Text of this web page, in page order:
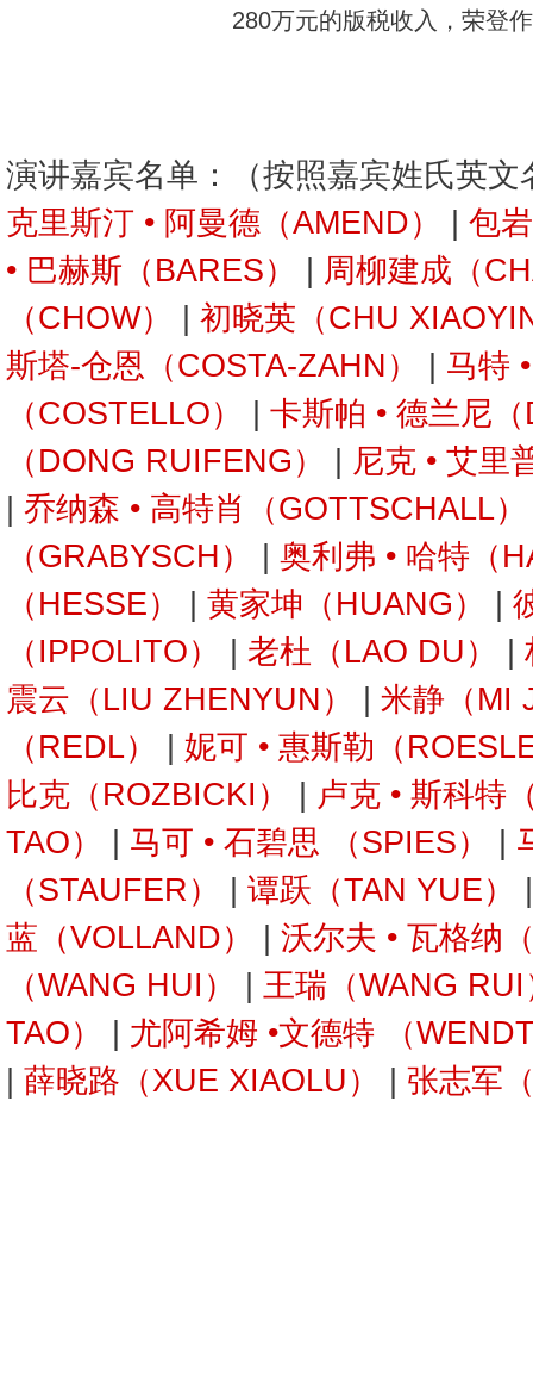
280万元的版税收入，荣登
演讲嘉宾名单：（按照嘉宾姓氏英文
克里斯汀 • 阿曼德（AMEND）
包
• 巴赫斯（BARES）
周柳建成（
（CHOW）
初晓英（CHU
斯塔-仓恩（COSTA-ZAHN）
马特
（COSTELLO）
卡斯帕 • 德兰尼
（DONG RUIFENG）
尼克 • 艾里
乔纳森 • 高特肖（GOTTSCHALL）
（GRABYSCH）
奥利弗 • 哈特（
（HESSE）
黄家坤（HUANG）
（IPPOLITO）
老杜（LAO DU）
震云（LIU ZHENYUN）
米静（MI
（REDL）
妮可 • 惠斯勒（
比克（ROZBICKI）
卢克 • 斯科特
TAO）
马可 • 石碧思 （SPIES）
（STAUFER）
谭跃（TAN YUE）
蓝（VOLLAND）
沃尔夫 • 瓦格纳
（WANG HUI）
王瑞（WANG RUI
TAO）
尤阿希姆 •文德特 （
薛晓路（XUE XIAOLU） 张志军